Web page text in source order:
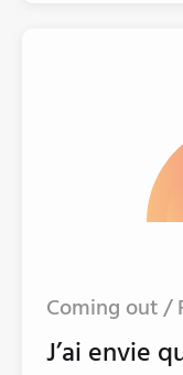
Coming out /
J’ai envie